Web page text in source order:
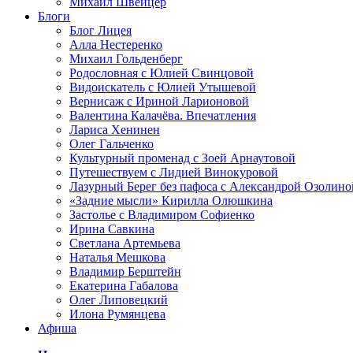
Блоги
Блог Лицея
Алла Нестеренко
Михаил Гольденберг
Родословная с Юлией Свинцовой
Видоискатель с Юлией Утышевой
Вернисаж с Ириной Ларионовой
Валентина Калачёва. Впечатления
Лариса Хенинен
Олег Гальченко
Культурный променад с Зоей Арнаутовой
Путешествуем с Лидией Винокуровой
Лазурный Берег без пафоса с Александрой
«Задние мысли» Кирилла Олюшкина
Застолье с Владимиром Софиенко
Ирина Савкина
Светлана Артемьева
Наталья Мешкова
Владимир Берштейн
Екатерина Габалова
Олег Липовецкий
Илона Румянцева
Афиша